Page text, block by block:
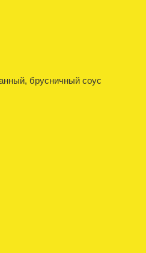
брусничный соус